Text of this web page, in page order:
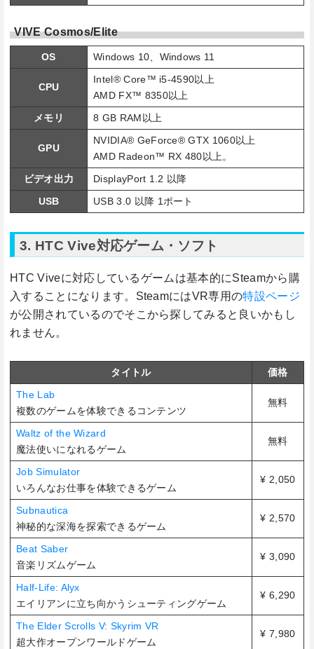
VIVE Cosmos/Elite
OS Windows 10、Windows 11
CPU
Intel® Core™ i5-4590以上
AMD FX™ 8350以上
メモリ
8 GB RAM以上
GPU
NVIDIA® GeForce® GTX 1060以上
AMD Radeon™ RX 480以上。
ビデオ出力
DisplayPort 1.2 以降
USB
USB 3.0 以降 1ポート
3. HTC Vive対応ゲーム・ソフト
HTC Viveに対応しているゲームは基本的にSteamから購
入することになります。SteamにはVR専用の特設ページ
が公開されているのでそこから探してみると良いかもし
れません。
タイトル
価格
The Lab
複数のゲームを体験できるコンテンツ
無料
Waltz of the Wizard
魔法使いになれるゲーム
無料
Job Simulator
いろんなお仕事を体験できるゲーム
¥ 2,050
Subnautica
神秘的な深海を探索できるゲーム
¥ 2,570
Beat Saber
音楽リズムゲーム
¥ 3,090
Half-Life: Alyx
エイリアンに立ち向かうシューティングゲーム
¥ 6,290
The Elder Scrolls V: Skyrim VR
超大作オープンワールドゲーム
¥ 7,980